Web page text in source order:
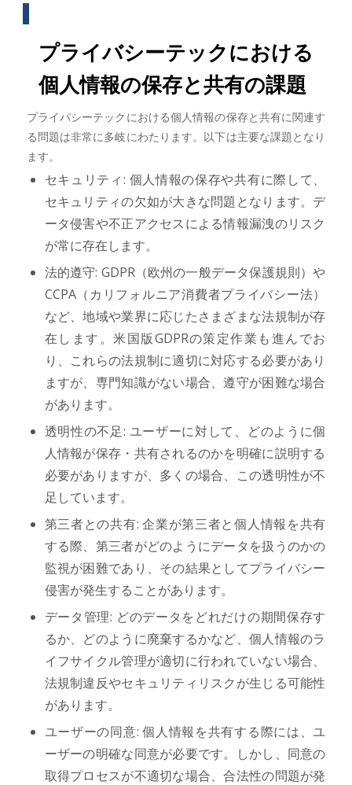
プライバシーテックにおける
個人情報の保存と共有の課題
プライバシーテックにおける個人情報の保存と共有に関連す
る問題は非常に多岐にわたります。以下は主要な課題となり
ます。
セキュリティ: 個人情報の保存や共有に際して、
セキュリティの欠如が大きな問題となります。デ
ータ侵害や不正アクセスによる情報漏洩のリスク
が常に存在します。
法的遵守: GDPR（欧州の一般データ保護規則）や
CCPA（カリフォルニア消費者プライバシー法）
など、地域や業界に応じたさまざまな法規制が存
在します。米国版GDPRの策定作業も進んでお
り、これらの法規制に適切に対応する必要があり
ますが、専門知識がない場合、遵守が困難な場合
があります。
透明性の不足: ユーザーに対して、どのように個
人情報が保存・共有されるのかを明確に説明する
必要がありますが、多くの場合、この透明性が不
足しています。
第三者との共有: 企業が第三者と個人情報を共有
する際、第三者がどのようにデータを扱うのかの
監視が困難であり、その結果としてプライバシー
侵害が発生することがあります。
データ管理: どのデータをどれだけの期間保存す
るか、どのように廃棄するかなど、個人情報のラ
イフサイクル管理が適切に行われていない場合、
法規制違反やセキュリティリスクが生じる可能性
があります。
ユーザーの同意: 個人情報を共有する際には、ユ
ーザーの明確な同意が必要です。しかし、同意の
取得プロセスが不適切な場合、合法性の問題が発